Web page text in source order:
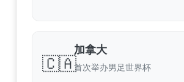
🇨🇦
加拿大
首次举办男足世界杯